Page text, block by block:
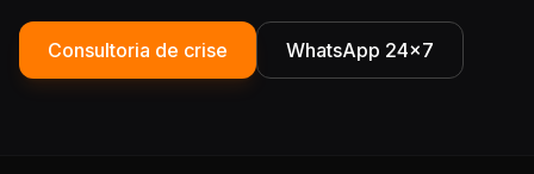
Consultoria de crise WhatsApp 24×7